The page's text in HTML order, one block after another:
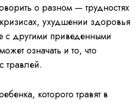
о разном — трудностях
ухудшении здоровья
с другими приведенными
означать и то, что
травлей.
которого травят в